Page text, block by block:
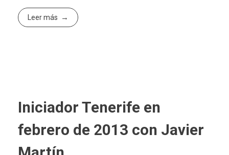
Leer más
Iniciador Tenerife en
febrero de 2013 con Javier